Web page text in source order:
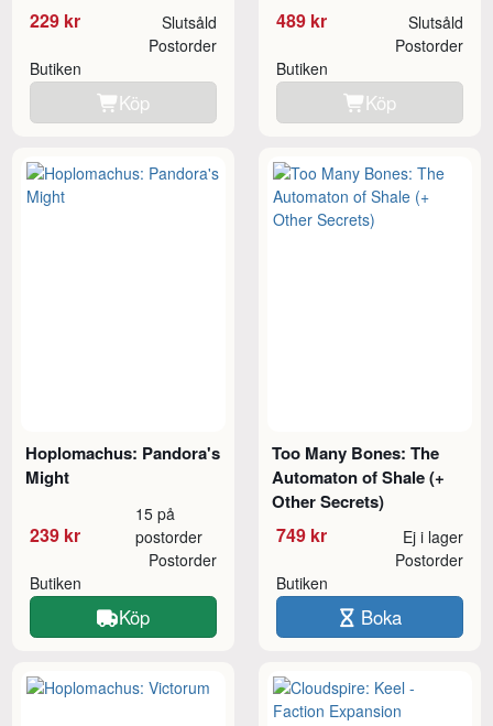
229 kr Slutsåld
Butiken
Postorder
Köp
489 kr Slutsåld
Butiken
Postorder
Köp
Hoplomachus: Pandora's
Might
239 kr
15 på
postorder
Butiken
Postorder
Köp
Too Many Bones: The
Automaton of Shale (+
Other Secrets)
749 kr Ej i lager
Butiken
Postorder
Boka